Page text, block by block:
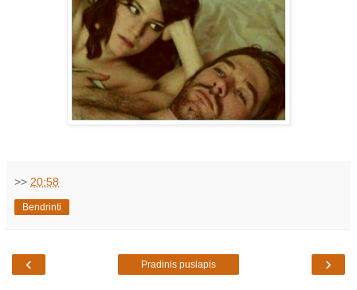
>> 20:58
Bendrinti
‹ ›
Pradinis puslapis